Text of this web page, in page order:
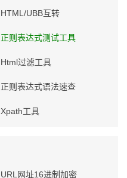
HTML/UBB互转
正则表达式测试工具
Html过滤工具
正则表达式语法速查
Xpath工具
URL网址16进制加密